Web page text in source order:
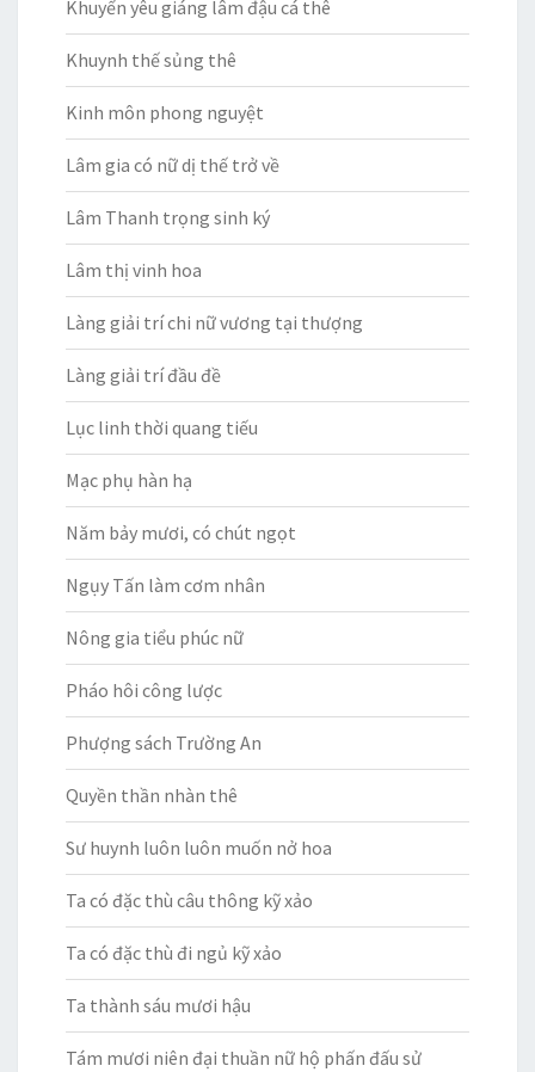
Khuyển yêu giáng lâm đậu cá thê
Khuynh thế sủng thê
Kinh môn phong nguyệt
Lâm gia có nữ dị thế trở về
Lâm Thanh trọng sinh ký
Lâm thị vinh hoa
Làng giải trí chi nữ vương tại thượng
Làng giải trí đầu đề
Lục linh thời quang tiếu
Mạc phụ hàn hạ
Năm bảy mươi, có chút ngọt
Ngụy Tấn làm cơm nhân
Nông gia tiểu phúc nữ
Pháo hôi công lược
Phượng sách Trường An
Quyền thần nhàn thê
Sư huynh luôn luôn muốn nở hoa
Ta có đặc thù câu thông kỹ xảo
Ta có đặc thù đi ngủ kỹ xảo
Ta thành sáu mươi hậu
Tám mươi niên đại thuần nữ hộ phấn đấu sử